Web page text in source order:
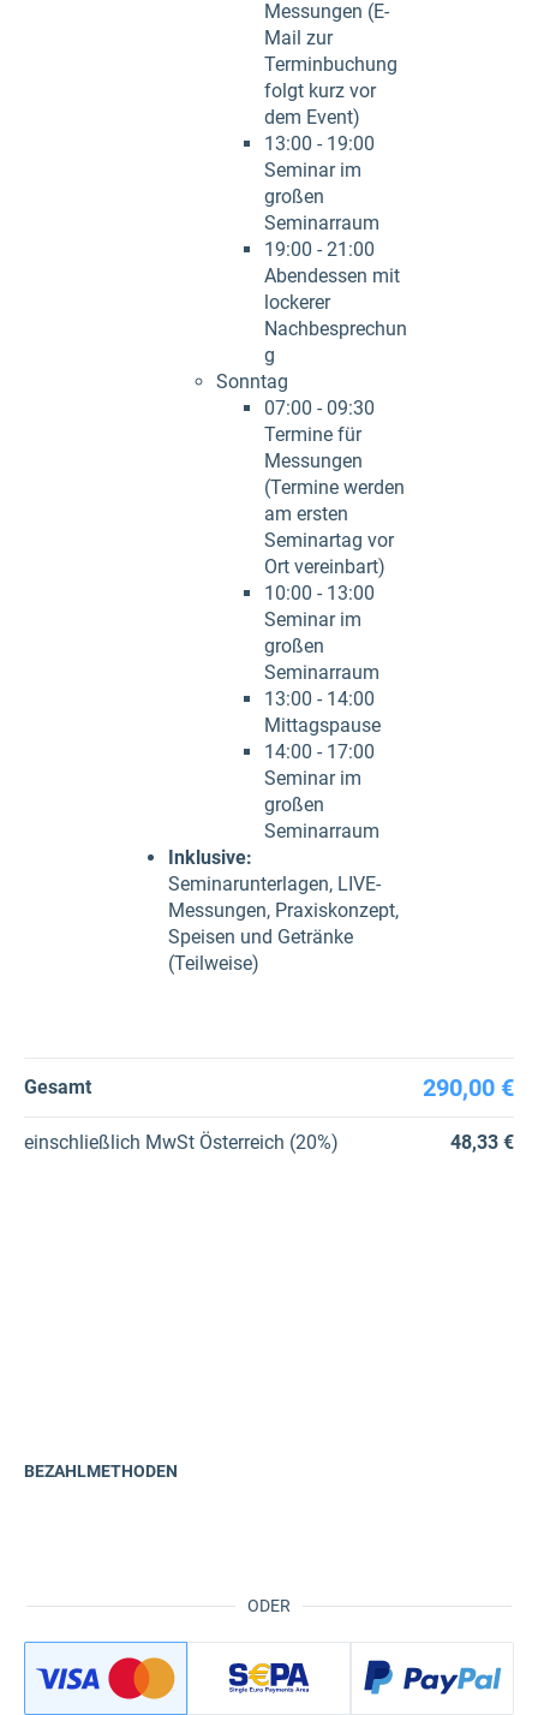
Messungen (E-
Mail zur
Terminbuchung
folgt kurz vor
dem Event)
13:00 - 19:00
Seminar im
großen
Seminarraum
19:00 - 21:00
Abendessen mit
lockerer
Nachbesprechun
g
Sonntag
07:00 - 09:30
Termine für
Messungen
(Termine werden
am ersten
Seminartag vor
Ort vereinbart)
10:00 - 13:00
Seminar im
großen
Seminarraum
13:00 - 14:00
Mittagspause
14:00 - 17:00
Seminar im
großen
Seminarraum
Inklusive:
Seminarunterlagen, LIVE-
Messungen, Praxiskonzept,
Speisen und Getränke
(Teilweise)
Gesamt 290,00 €
einschließlich MwSt Österreich (20%) 48,33 €
ODER
BEZAHLMETHODEN